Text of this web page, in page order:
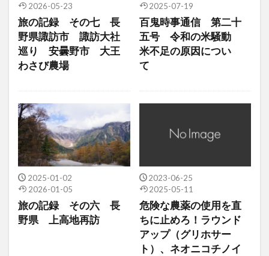
2026-05-23
旅の記録 その七 長
野県諏訪市 諏訪大社
巡り 安曇野市 大王
わさび農場
2025-07-19
百鬼時事通信 第二十
五号 令和の米騒動
米不足の原因につい
て
2025-01-02
2026-01-05
旅の記録 その六 長
野県 上高地再訪
2023-06-25
2025-05-11
危険な農薬の使用を直
ちに止めろ！ラウンド
アップ（グリホサー
ト）、ネオニコチノイ